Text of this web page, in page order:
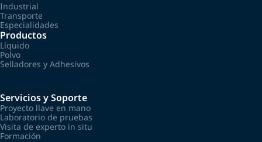
Industrial
Transporte
Especialidades
Productos
Líquido
Polvo
Selladores y Adhesivos
Servicios y Soporte
Proyecto llave en mano
Laboratorio de pruebas
Visita de experto in situ
Formación